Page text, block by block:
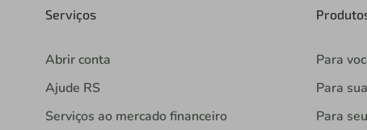
Serviços
Abrir conta
Ajude RS
Serviços ao mercado financeiro
Para
Para
Para